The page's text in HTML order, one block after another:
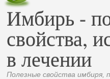
Имбирь -
свойства,
в лечении
Полезные свойства имбиря,